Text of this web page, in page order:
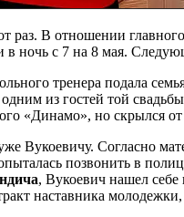
раз. В отношении
в ночь с 7 на 8 мая.
тренера подала
из гостей той
«Динамо», но скрылся
Вукоевичу. Согласно
позвонить в
, Вукоевич нашел себе
наставника